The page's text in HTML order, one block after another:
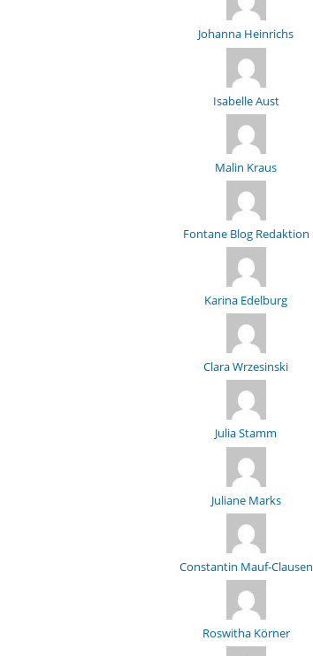
Johanna Heinrichs
Isabelle Aust
Malin Kraus
Fontane Blog Redaktion
Karina Edelburg
Clara Wrzesinski
Julia Stamm
Juliane Marks
Constantin Mauf-Clausen
Roswitha Körner